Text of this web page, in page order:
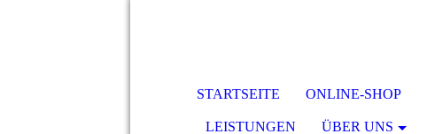
STARTSEITE ONLINE-SHOP
LEISTUNGEN ÜBER UNS